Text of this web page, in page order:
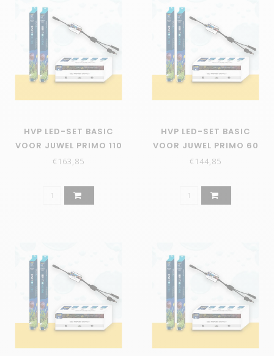
HVP LED-SET BASIC
VOOR JUWEL PRIMO 110
€163,85
HVP LED-SET BASIC
VOOR JUWEL PRIMO 60
€144,85